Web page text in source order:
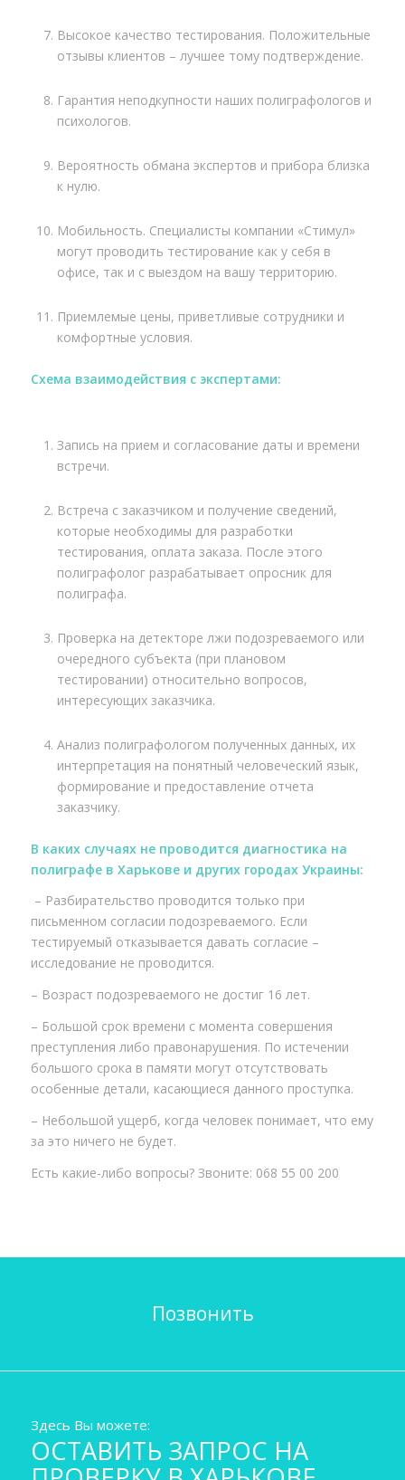
Высокое качество тестирования. Положительные
отзывы клиентов – лучшее тому подтверждение.
Гарантия неподкупности наших полиграфологов и
психологов.
Вероятность обмана экспертов и прибора близка
к нулю.
Мобильность. Специалисты компании «Стимул»
могут проводить тестирование как у себя в
офисе, так и с выездом на вашу территорию.
Приемлемые цены, приветливые сотрудники и
комфортные условия.
Схема взаимодействия с экспертами:
Запись на прием и согласование даты и времени
встречи.
Встреча с заказчиком и получение сведений,
которые необходимы для разработки
тестирования, оплата заказа. После этого
полиграфолог разрабатывает опросник для
полиграфа.
Проверка на детекторе лжи подозреваемого или
очередного субъекта (при плановом
тестировании) относительно вопросов,
интересующих заказчика.
Анализ полиграфологом полученных данных, их
интерпретация на понятный человеческий язык,
формирование и предоставление отчета
заказчику.
В каких случаях не проводится диагностика на
полиграфе в Харькове и других городах Украины:
– Разбирательство проводится только при
письменном согласии подозреваемого. Если
тестируемый отказывается давать согласие –
исследование не проводится.
– Возраст подозреваемого не достиг 16 лет.
– Большой срок времени с момента совершения
преступления либо правонарушения. По истечении
большого срока в памяти могут отсутствовать
особенные детали, касающиеся данного проступка.
– Небольшой ущерб, когда человек понимает, что ему
за это ничего не будет.
Есть какие-либо вопросы? Звоните: 068 55 00 200
Позвонить
Здесь Вы можете:
ОСТАВИТЬ ЗАПРОС НА